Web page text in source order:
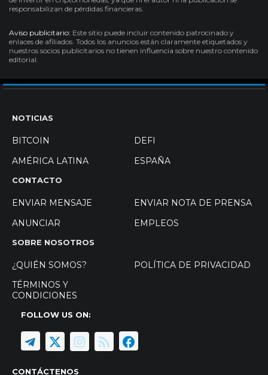
responsabilizan de pérdidas financieras.
Aviso publicitario: Este sitio puede incluir contenido patrocinado y
enlaces de afiliados. Todos los anuncios están claramente etiquetados y
nuestros socios publicitarios no tienen influencia sobre nuestro contenido
editorial.
NOTICIAS
BITCOIN
DEFI
AMÉRICA LATINA
ESPAÑA
CONTACTO
ENVIAR MENSAJE
ENVIAR NOTA DE PRENSA
ANUNCIAR
EMPLEOS
SOBRE NOSOTROS
¿QUIÉN SOMOS?
POLÍTICA DE PRIVACIDAD
TÉRMINOS Y
CONDICIONES
FOLLOW US ON:
CONTÁCTENOS